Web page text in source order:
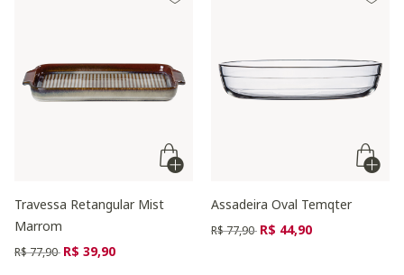
Travessa Retangular Mist
Marrom
Preço reduzido de
R$ 77,90 para
R$ 39,90
Assadeira Oval Temqter
Preço reduzido de
R$ 77,90 para
R$ 44,90